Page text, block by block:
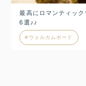
最高にロマンティッ
6選♪♪
ウェルカムボード